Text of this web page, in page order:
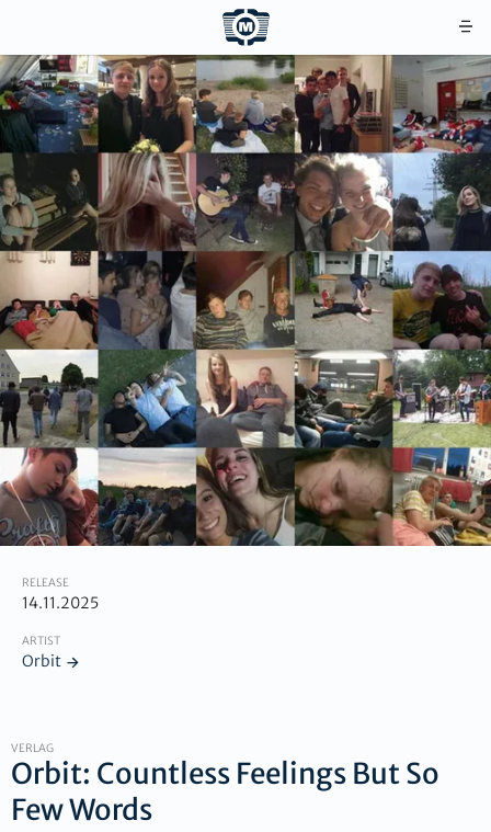
RELEASE
14.11.2025
ARTIST
Orbit
VERLAG
Orbit: Countless Feelings But So
Few Words